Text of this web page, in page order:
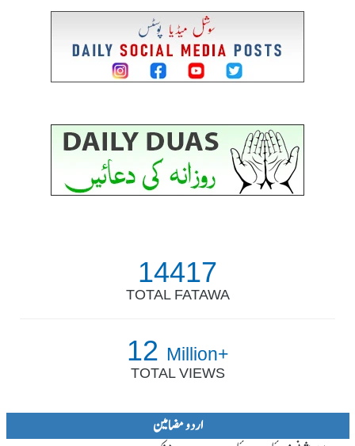
14417
TOTAL FATAWA
12 Million+
TOTAL VIEWS
اردو مضامین